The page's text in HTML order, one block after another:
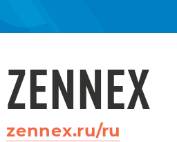
ZENNEX
zennex.ru/ru